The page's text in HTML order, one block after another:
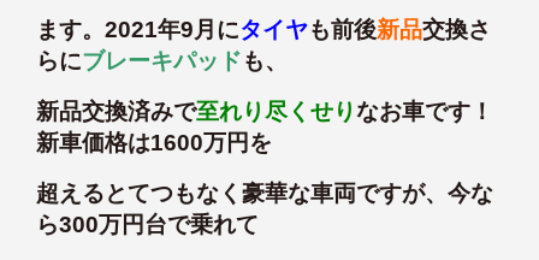
ます。2021年9月にタイヤも前後新品交換さ
らにブレーキパッドも、
新品交換済みで至れり尽くせりなお車です！
新車価格は1600万円を
超えるとてつもなく豪華な車両ですが、今な
ら300万円台で乗れて